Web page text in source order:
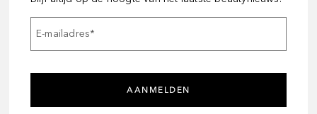
E-mailadres*
AANMELDEN